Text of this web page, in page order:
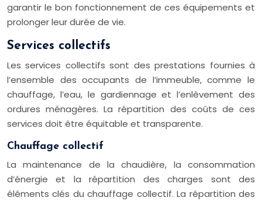
garantir le bon fonctionnement de ces équipements et
prolonger leur durée de vie.
Services collectifs
Les services collectifs sont des prestations fournies à
l’ensemble des occupants de l’immeuble, comme le
chauffage, l’eau, le gardiennage et l’enlèvement des
ordures ménagères. La répartition des coûts de ces
services doit être équitable et transparente.
Chauffage collectif
La maintenance de la chaudière, la consommation
d’énergie et la répartition des charges sont des
éléments clés du chauffage collectif. La répartition des